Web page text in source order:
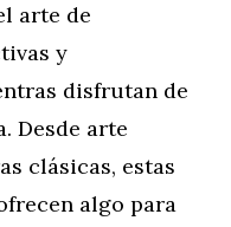
arte de
y
disfrutan de
Desde arte
clásicas, estas
algo para